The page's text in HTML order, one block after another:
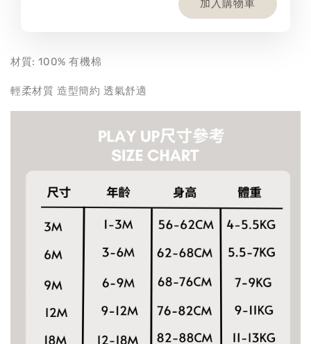
加入購物車
材質: 100% 有機棉
輕柔材質 造型簡約 透氣舒適